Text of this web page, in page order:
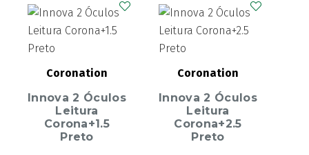
Coronation
Innova 2 Óculos
Leitura
Corona+1.5
Preto
Coronation
Innova 2 Óculos
Leitura
Corona+2.5
Preto